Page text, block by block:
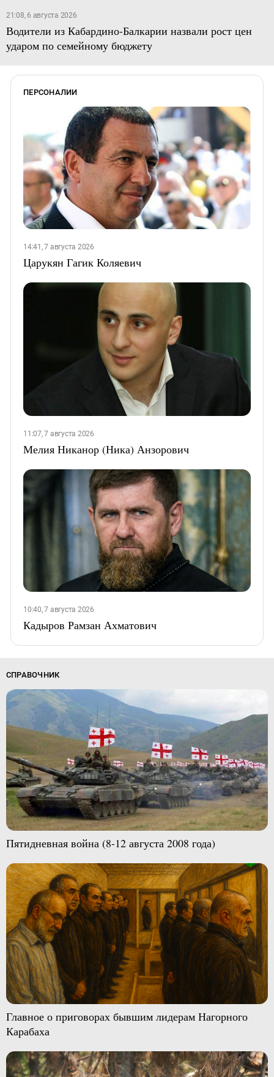
21:08, 6 августа 2026
Водители из Кабардино-Балкарии назвали рост цен
ударом по семейному бюджету
ПЕРСОНАЛИИ
14:41, 7 августа 2026
Царукян Гагик Коляевич
11:07, 7 августа 2026
Мелия Никанор (Ника) Анзорович
10:40, 7 августа 2026
Кадыров Рамзан Ахматович
СПРАВОЧНИК
Пятидневная война (8-12 августа 2008 года)
Главное о приговорах бывшим лидерам Нагорного
Карабаха